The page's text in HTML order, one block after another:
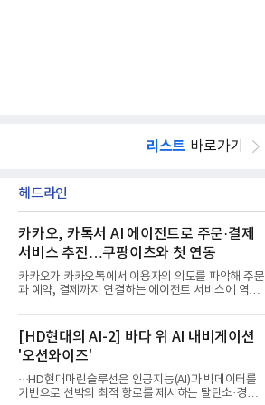
리스트 바로가기
헤드라인
카카오, 카톡서 AI 에이전트로 주문·결제
서비스 추진…쿠팡이츠와 첫 연동
카카오가 카카오톡에서 이용자의 의도를 파악해 주문
과 예약, 결제까지 연결하는 에이전트 서비스에 역량
행 등으로 적용 범위를 넓혀 AI를 새로운 톡비즈 성장
축으로 만들겠다는 구상이다.정신아 카카오 대표는 6
일 열린 2분기 실적 발표 컨퍼런스콜에서 "AI는 톡비
즈 성장 재점화의 핵심이자 주요 매출원으로 자리 잡
을 것"이라며 이같은 AI 사업 전략을 공개했다. 카카
오는 이날 함께 발표한 2분기 연결 매출이 전년 동기
대비 9% 증가한 2조985억원, 영업이익은 36% 늘어
[HD현대의 AI-2] 바다 위 AI 내비게이션
'오션와이즈'
···HD현대마린슬루선은 인공지능(AI)과 빅데이터를
기반으로 선박의 최적 항로를 제시하는 탈탄소·경제